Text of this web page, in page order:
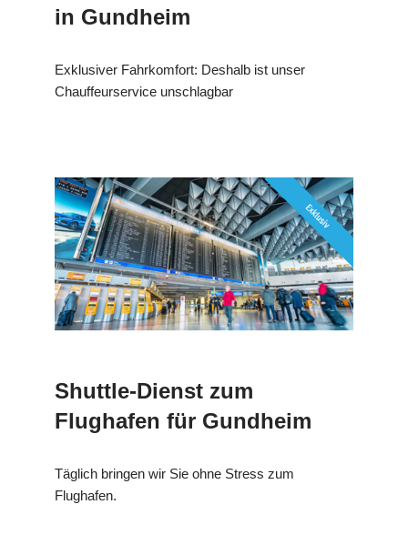
in Gundheim
Exklusiver Fahrkomfort: Deshalb ist unser
Chauffeurservice unschlagbar
Shuttle-Dienst zum
Flughafen für Gundheim
Täglich bringen wir Sie ohne Stress zum
Flughafen.